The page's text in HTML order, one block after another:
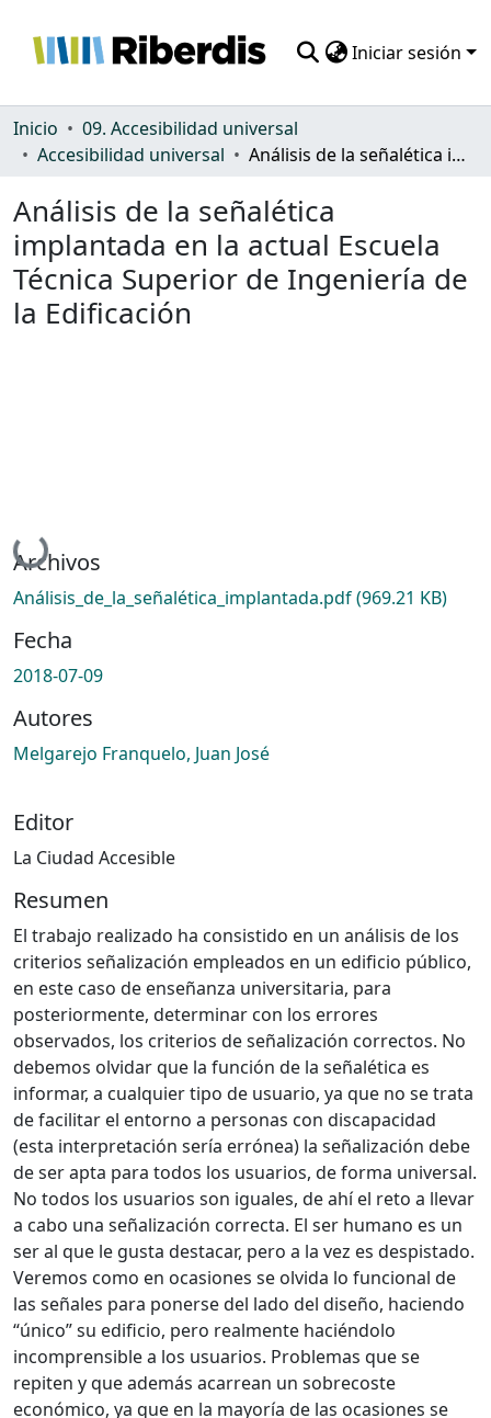
Iniciar sesión
Comunidades
Estadísticas
Inicio
09. Accesibilidad universal
Accesibilidad universal
Análisis de la señalética implantada en la actual Escuela Técnica Superior de Ingeniería de la Edificación
Análisis de la señalética
implantada en la actual Escuela
Técnica Superior de Ingeniería de
la Edificación
Cargando...
Archivos
Análisis_de_la_señalética_implantada.pdf(969.21 KB)
Fecha
2018-07-09
Autores
Melgarejo Franquelo, Juan José
Editor
La Ciudad Accesible
Resumen
El trabajo realizado ha consistido en un análisis de los
criterios señalización empleados en un edificio público,
en este caso de enseñanza universitaria, para
posteriormente, determinar con los errores
observados, los criterios de señalización correctos. No
debemos olvidar que la función de la señalética es
informar, a cualquier tipo de usuario, ya que no se trata
de facilitar el entorno a personas con discapacidad
(esta interpretación sería errónea) la señalización debe
de ser apta para todos los usuarios, de forma universal.
No todos los usuarios son iguales, de ahí el reto a llevar
a cabo una señalización correcta. El ser humano es un
ser al que le gusta destacar, pero a la vez es despistado.
Veremos como en ocasiones se olvida lo funcional de
las señales para ponerse del lado del diseño, haciendo
“único” su edificio, pero realmente haciéndolo
incomprensible a los usuarios. Problemas que se
repiten y que además acarrean un sobrecoste
económico, ya que en la mayoría de las ocasiones se